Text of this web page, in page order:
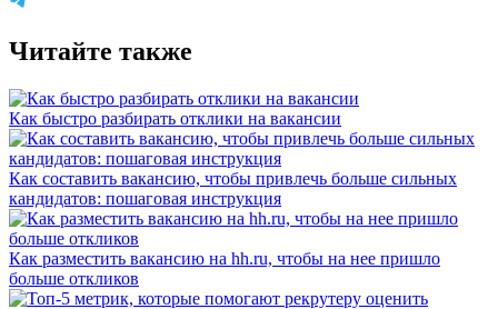
Читайте также
Как быстро разбирать отклики на вакансии
Как составить вакансию, чтобы привлечь больше сильных
кандидатов: пошаговая инструкция
Как разместить вакансию на hh.ru, чтобы на нее пришло
больше откликов